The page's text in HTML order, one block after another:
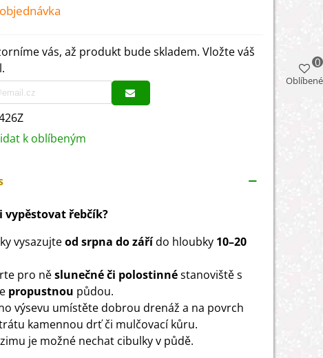
vás, až produkt bude skladem. Vložte váš
k oblíbeným
vypěstovat řebčík?
vysazujteod srpna do zářído hloubky 10–20
pro něslunečné či polostinnéstanoviště s
propustnou půdou.
výsevu umístěte dobrou drenáž a na povrch
kamennou drť či mulčovací kůru.
je možné nechat cibulky v půdě.
Oblíbené
0